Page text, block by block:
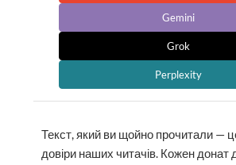
Gemini
Grok
Perplexity
Текст, який ви щойно прочитали —
довіри наших читачів. Кожен донат